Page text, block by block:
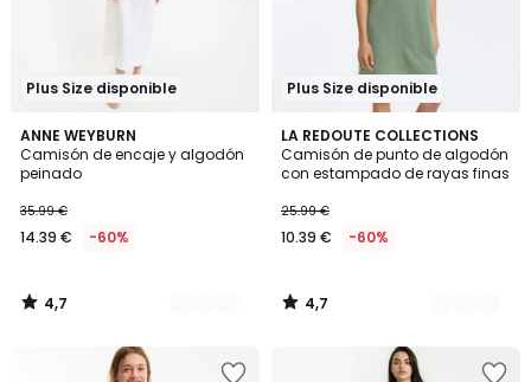
Plus Size disponible
ANNE WEYBURN
Camisón de encaje y algodón
peinado
35.99 €
14.39 € -60%
4,7
/ 5
2
Colores
4,7
/
Plus Size disponible
LA REDOUTE COLLECTIONS
Camisón de punto de algodón
con estampado de rayas finas
25.99 €
10.39 € -60%
4,7
/ 5
2
Colores
4,7
/